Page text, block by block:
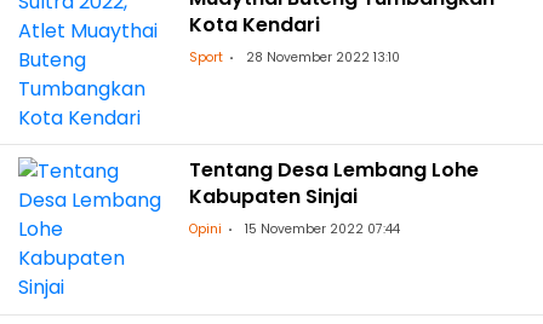
Kota Kendari
Sport 28 November 2022 13:10
Tentang Desa Lembang Lohe
Kabupaten Sinjai
Opini 15 November 2022 07:44